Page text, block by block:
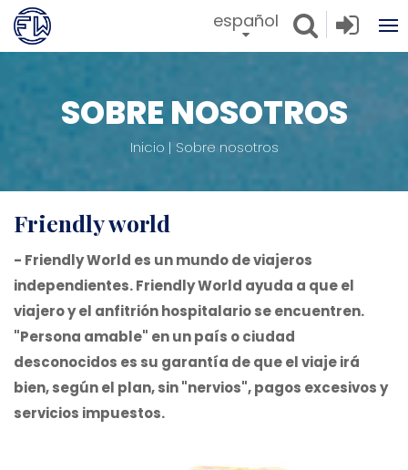
español
SOBRE NOSOTROS
Inicio Sobre nosotros
friendly world
- Friendly World es un mundo de viajeros
independientes. Friendly World ayuda a que el
viajero y el anfitrión hospitalario se encuentren.
"Persona amable" en un país o ciudad
desconocidos es su garantía de que el viaje irá
bien, según el plan, sin "nervios", pagos excesivos y
servicios impuestos.